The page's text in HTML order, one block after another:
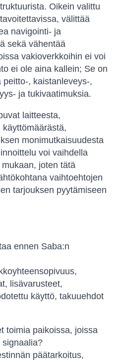
Oikein valittu
välittää
navigointi- ja
sekä vähentää
vakioverkkoihin ei voi
ei ole aina kallein; Se on
, kaistanleveys-,
ja tukivaatimuksia.
laitteesta,
monimutkaisuudesta
voi vaihdella
joten tätä
vaihtoehtojen
tarjouksen pyytämiseen
ennen Saba:n
lisävarusteet,
käyttö, takuuehdot
toimia paikoissa, joissa
signaalia?
päätarkoitus,